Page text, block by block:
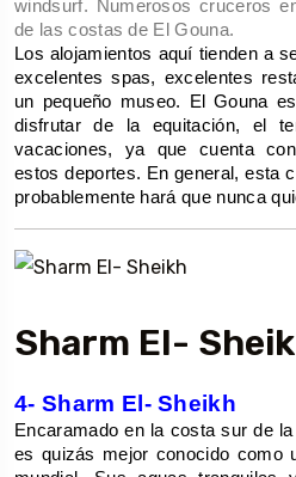
windsurf. Numerosos cruceros
de las costas de El Gouna.
Los alojamientos aquí tienden a
excelentes spas, excelentes
un pequeño museo. El Gouna
disfrutar de la equitación, el
vacaciones, ya que cuenta
estos deportes. En general, esta
probablemente hará que nunca
Sharm El-
4- Sharm El- Sheikh
Encaramado en la costa sur de
es quizás mejor conocido como